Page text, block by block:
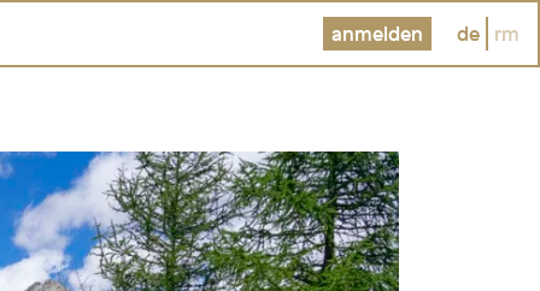
anmelden de rm